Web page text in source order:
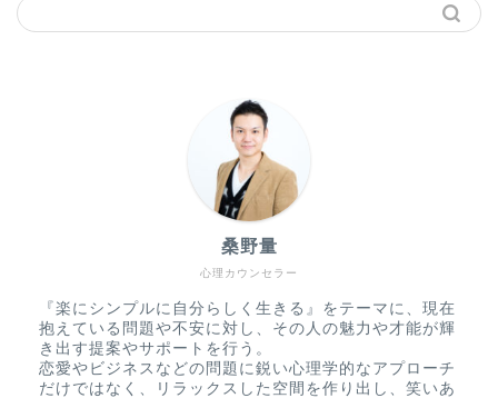
心理カウンセラー
桑野量
『楽にシンプルに自分らしく生きる』をテーマに、現在
抱えている問題や不安に対し、その人の魅力や才能が輝
き出す提案やサポートを行う。
恋愛やビジネスなどの問題に鋭い心理学的なアプローチ
だけではなく、リラックスした空間を作り出し、笑いあ